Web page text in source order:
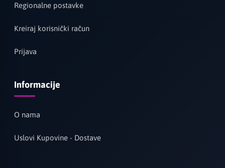
Regionalne postavke
Kreiraj korisnički račun
Prijava
Informacije
O nama
Uslovi Kupovine - Dostave